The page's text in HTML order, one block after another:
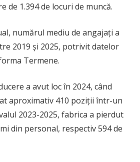
de 1.394 de locuri de muncă.
numărul mediu de angajați a
2019 și 2025, potrivit datelor
Termene.
a avut loc în 2024, când
aproximativ 410 poziții într-un
2023-2025, fabrica a pierdut
din personal, respectiv 594 de